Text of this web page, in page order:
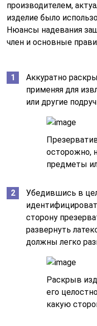
производителем,
изделие было
Нюансы надевания
член и основные
Аккуратно
применяя для
или другие
осторожно,
предметы
Убедившись в
сторону
развернуть
должны легко
Раскрыв
его
какую